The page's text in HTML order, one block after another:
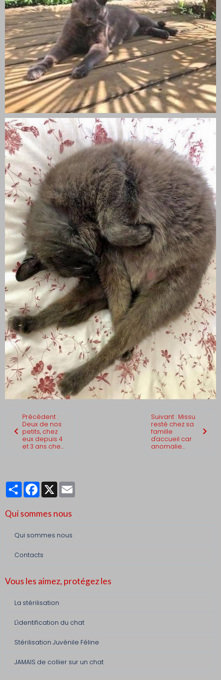
Précédent :
Deux de nos
petits, chez
eux depuis 4
et 3 ans che...
Suivant : Missu
resté chez sa
famille
d'accueil car
anomalie...
PartagerFacebook
X
Qui sommes nous
Qui sommes nous
Contacts
Vous les aimez, protégez les
La stérilisation
L'identification du chat
Stérilisation Juvénile Féline
JAMAIS de collier sur un chat